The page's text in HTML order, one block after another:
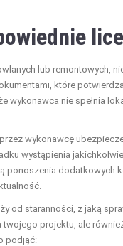
lub remontowych,
które
wykonawca nie spełnia
wykonawcę
wystąpienia
ponoszenia dodatkowych
od staranności, z jaką
projektu, ale
podjąć: